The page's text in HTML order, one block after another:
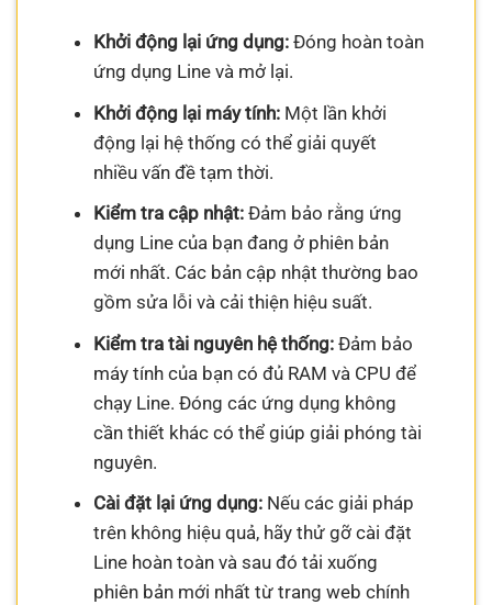
Khởi động lại ứng dụng:Đóng hoàn toàn
ứng dụng Line và mở lại.
Khởi động lại máy tính:Một lần khởi
động lại hệ thống có thể giải quyết
nhiều vấn đề tạm thời.
Kiểm tra cập nhật:Đảm bảo rằng ứng
dụng Line của bạn đang ở phiên bản
mới nhất. Các bản cập nhật thường bao
gồm sửa lỗi và cải thiện hiệu suất.
Kiểm tra tài nguyên hệ thống:Đảm bảo
máy tính của bạn có đủ RAM và CPU để
chạy Line. Đóng các ứng dụng không
cần thiết khác có thể giúp giải phóng tài
nguyên.
Cài đặt lại ứng dụng:Nếu các giải pháp
trên không hiệu quả, hãy thử gỡ cài đặt
Line hoàn toàn và sau đó tải xuống
phiên bản mới nhất từ trang web chính